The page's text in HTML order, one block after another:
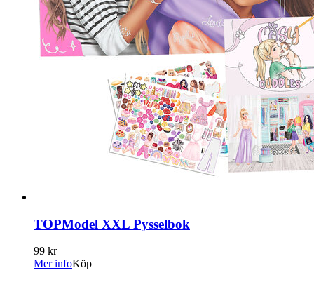
TOPModel XXL Pysselbok
99 kr
Mer infoKöp